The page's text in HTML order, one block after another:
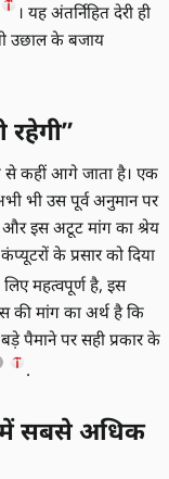
। यह अंतर्निहित देरी ही
उछाल के बजाय
रहेगी”
से कहीं आगे जाता है। एक
भी उस पूर्व अनुमान पर
इस अटूट मांग का श्रेय
के प्रसार को दिया
महत्वपूर्ण है, इस
की मांग का अर्थ है कि
पैमाने पर सही प्रकार के
.
में सबसे अधिक